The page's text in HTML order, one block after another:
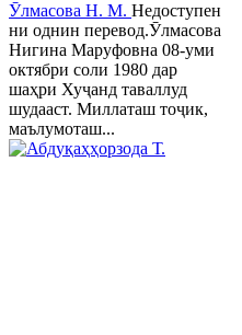
Ӯлмасова Н. М. Недоступен
ни однин перевод.Ӯлмасова
Нигина Маруфовна 08-уми
октябри соли 1980 дар
шаҳри Хуҷанд таваллуд
шудааст. Миллаташ тоҷик,
маълумоташ...